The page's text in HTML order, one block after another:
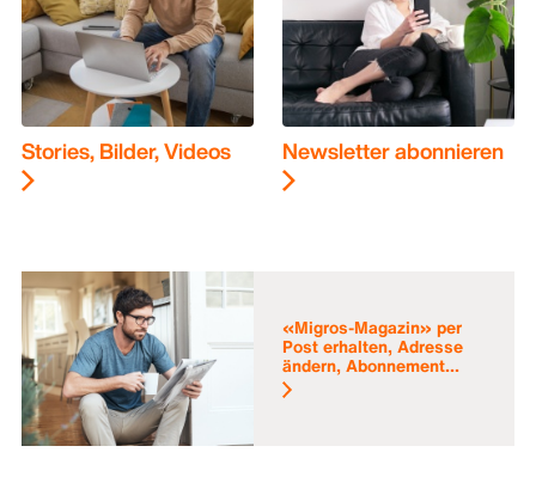
Stories, Bilder, Videos Newsletter abonnieren
«Migros-Magazin» per
Post erhalten, Adresse
ändern, Abonnement...